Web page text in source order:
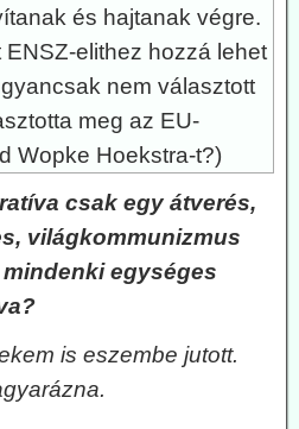
és hajtanak végre.
elithez hozzá lehet
nem választott
meg az EU-
Wopke Hoekstra-t?)
csak egy átverés,
világkommunizmus
egységes
is eszembe jutott.